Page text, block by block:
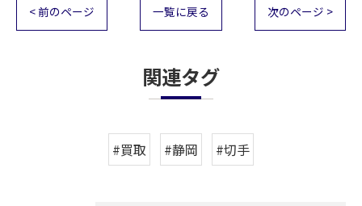
< 前のページ 一覧に戻る 次のページ >
関連タグ
#買取 #静岡 #切手